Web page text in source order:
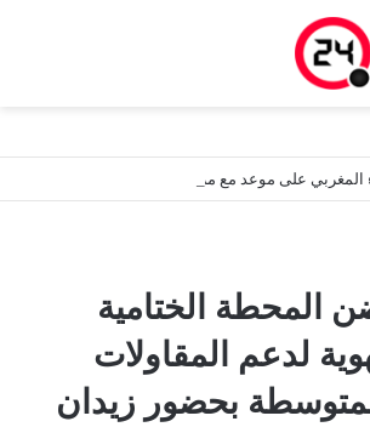
المحطة الختامية
لدعم المقاولات
بحضور زيدان